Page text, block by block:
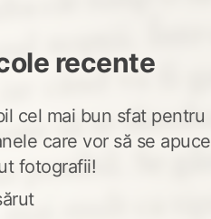
recente
cel mai bun sfat pentru
care vor să se apuce
fotografii!